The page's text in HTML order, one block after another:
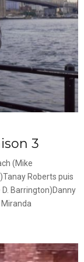
3
(Mike
Roberts puis
Barrington)Danny